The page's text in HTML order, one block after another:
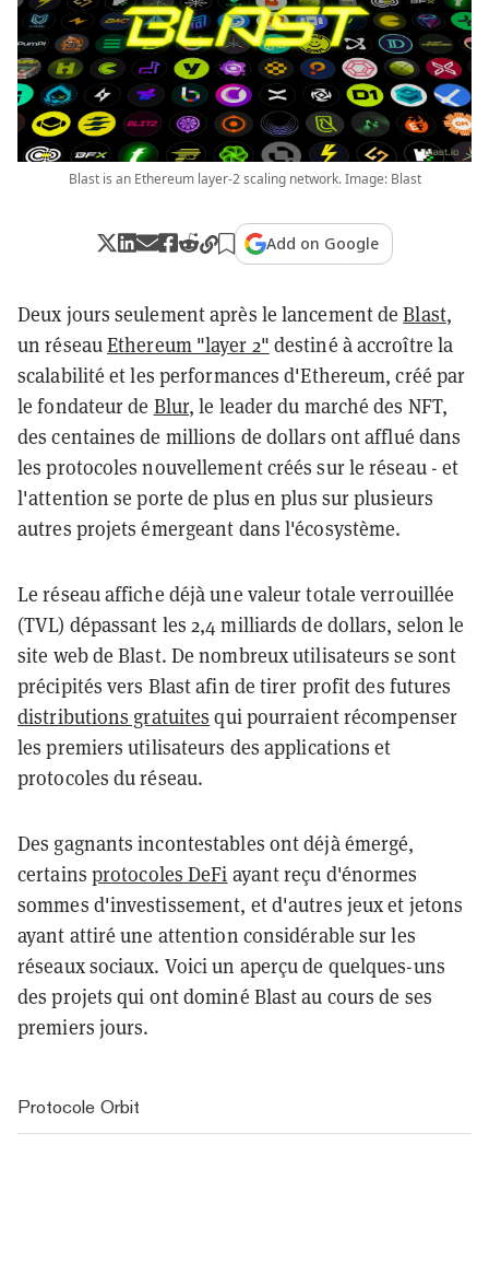
Blast is an Ethereum layer-2 scaling network. Image: Blast
Add on Google
Deux jours seulement après le lancement deBlast,
un réseauEthereum "layer 2" destiné à accroître la
scalabilité et les performances d'Ethereum, créé par
le fondateur de Blur, le leader du marché des NFT,
des centaines de millions de dollars ont afflué dans
les protocoles nouvellement créés sur le réseau - et
l'attention se porte de plus en plus sur plusieurs
autres projets émergeant dans l'écosystème.
Le réseau affiche déjà une valeur totale verrouillée
(TVL) dépassant les 2,4 milliards de dollars, selon le
site web de Blast. De nombreux utilisateurs se sont
précipités vers Blast afin de tirer profit des futures
distributions gratuites qui pourraient récompenser
les premiers utilisateurs des applications et
protocoles du réseau.
Des gagnants incontestables ont déjà émergé,
certains protocoles DeFi ayant reçu d'énormes
sommes d'investissement, et d'autres jeux et jetons
ayant attiré une attention considérable sur les
réseaux sociaux. Voici un aperçu de quelques-uns
des projets qui ont dominé Blast au cours de ses
premiers jours.
Protocole Orbit